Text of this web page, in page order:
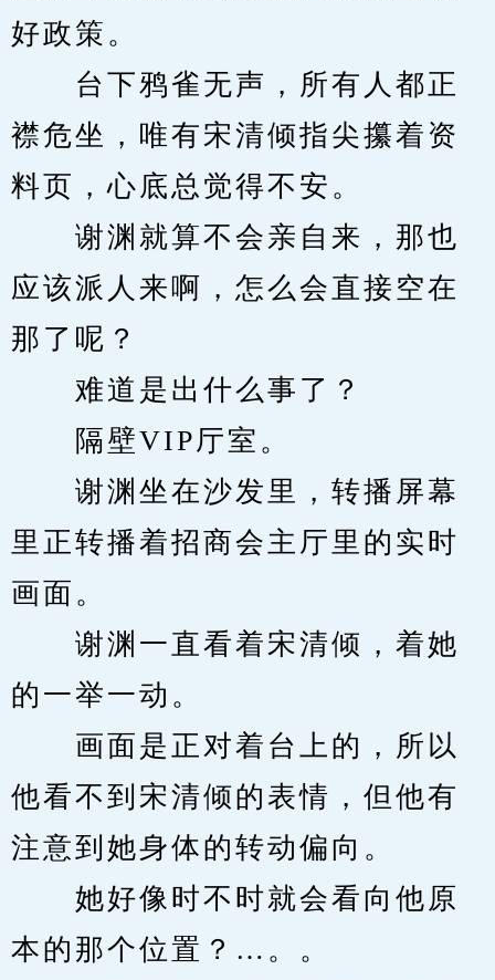
好政策。
台下鸦雀无声，所有人都正
襟危坐，唯有宋清倾指尖攥着资
料页，心底总觉得不安。
谢渊就算不会亲自来，那也
应该派人来啊，怎么会直接空在
那了呢？
难道是出什么事了？
隔壁VIP厅室。
谢渊坐在沙发里，转播屏幕
里正转播着招商会主厅里的实时
画面。
谢渊一直看着宋清倾，着她
的一举一动。
画面是正对着台上的，所以
他看不到宋清倾的表情，但他有
注意到她身体的转动偏向。
她好像时不时就会看向他原
本的那个位置？…。。